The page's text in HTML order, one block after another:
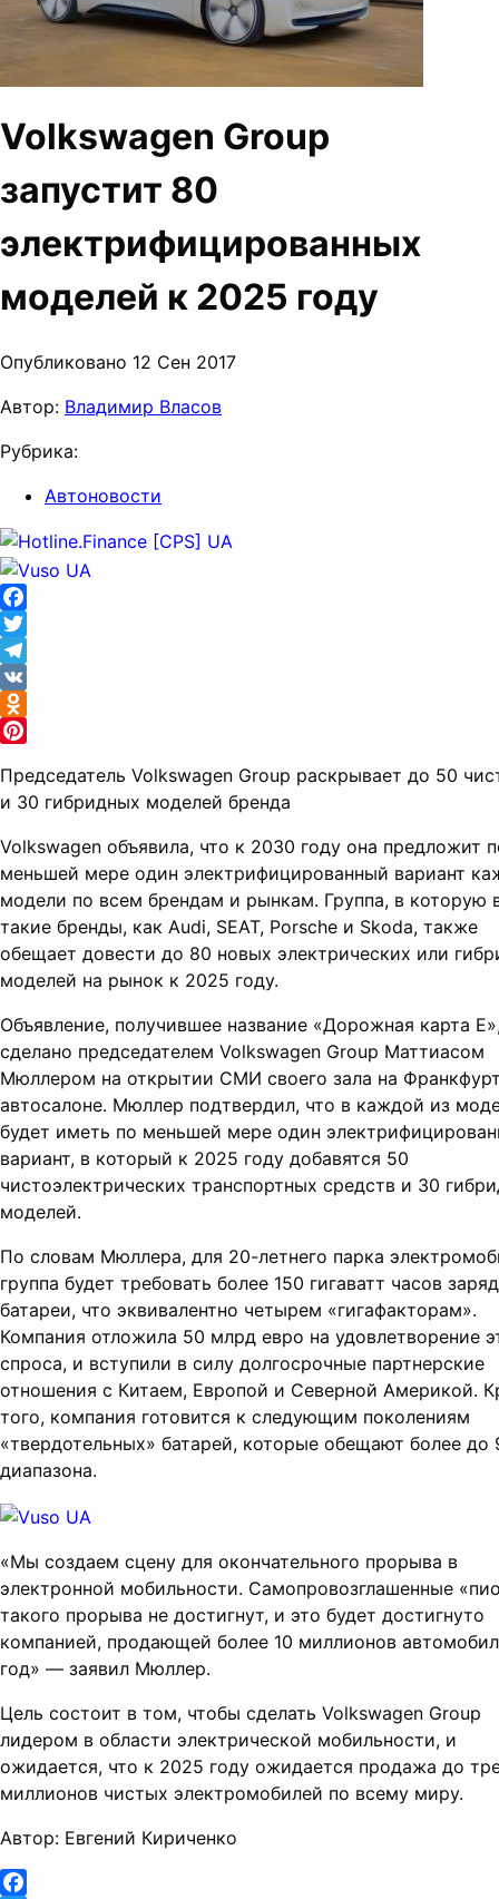
Volkswagen Group
запустит 80
электрифицированных
моделей к 2025 году
Опубликовано 12 Сен 2017
Автор: Владимир Власов
Рубрика:
Автоновости
Facebook
Twitter
Telegram
VK
Odnoklassniki
Председатель Volkswagen Group раскрывает до 50
и 30 гибридных моделей бренда
Volkswagen объявила, что к 2030 году она предложит
меньшей мере один электрифицированный вариант
модели по всем брендам и рынкам. Группа, в которую
такие бренды, как Audi, SEAT, Porsche и Skoda, также
обещает довести до 80 новых электрических или
моделей на рынок к 2025 году.
Объявление, получившее название «Дорожная карта
сделано председателем Volkswagen Group Маттиасом
Мюллером на открытии СМИ своего зала на
автосалоне. Мюллер подтвердил, что в каждой из
будет иметь по меньшей мере один
вариант, в который к 2025 году добавятся 50
чистоэлектрических транспортных средств и 30
моделей.
По словам Мюллера, для 20-летнего парка
группа будет требовать более 150 гигаватт часов
батареи, что эквивалентно четырем «гигафакторам».
Компания отложила 50 млрд евро на удовлетворение
спроса, и вступили в силу долгосрочные партнерские
отношения с Китаем, Европой и Северной Америкой.
того, компания готовится к следующим поколениям
«твердотельных» батарей, которые обещают более до
диапазона.
«Мы создаем сцену для окончательного прорыва в
электронной мобильности. Самопровозглашенные
такого прорыва не достигнут, и это будет достигнуто
компанией, продающей более 10 миллионов
год» — заявил Мюллер.
Цель состоит в том, чтобы сделать Volkswagen Group
лидером в области электрической мобильности, и
ожидается, что к 2025 году ожидается продажа до
миллионов чистых электромобилей по всему миру.
Автор: Евгений Кириченко